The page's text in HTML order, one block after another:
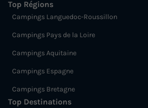
Top Régions
Campings Languedoc-Roussillon
Campings Pays de la Loire
Campings Aquitaine
Campings Espagne
Campings Bretagne
Top Destinations